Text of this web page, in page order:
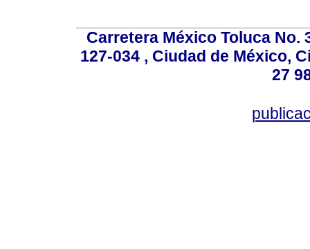
Carretera México Toluca No.
127-034 , Ciudad de México,
27